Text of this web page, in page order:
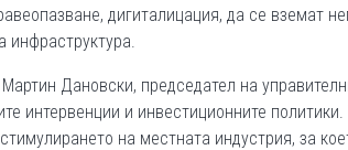
дигиталицация, да се вземат
инфраструктура.
Дановски, председател на
интервенции и инвестиционните
на местната индустрия, за